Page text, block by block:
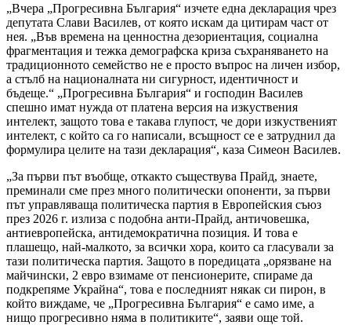
„Вчера „Прогресивна България“ изчете една декларация чрез
депутата Слави Василев, от която искам да цитирам част от
нея. „Във времена на ценностна дезориентация, социална
фрагментация и тежка демографска криза съхраняването на
традиционното семейство не е просто въпрос на личен избор,
а стълб на националната ни сигурност, идентичност и
бъдеще.“ „Прогресивна България“ и господин Василев
спешно имат нужда от платена версия на изкуствения
интелект, защото това е такава глупост, че дори изкуственият
интелект, с който са го написали, всъщност се е затруднил да
формулира целите на тази декларация“, каза Симеон Василев.
„За първи път въобще, откакто съществува Прайд, знаете,
преминали сме през много политически опоненти, за първи
път управляваща политическа партия в Европейския съюз
през 2026 г. излиза с подобна анти-Прайд, античовешка,
антиевропейска, антидемократична позиция. И това е
плашещо, най-малкото, за всички хора, които са гласували за
тази политическа партия. Защото в поредицата „орязване на
майчински, 2 евро взимаме от пенсионерите, спираме да
подкрепяме Украйна“, това е последният някак си пирон, в
който виждаме, че „Прогресивна България“ е само име, а
нищо прогресивно няма в политиките“, заяви още той.